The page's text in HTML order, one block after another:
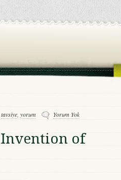
tavsiye yorum Yorum Yok
of